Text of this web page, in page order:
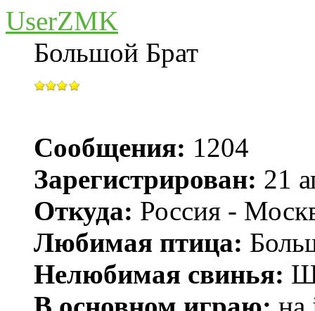
UserZMK
Большой Брат
Сообщения: 1204
Зарегистрирован: 21
Откуда: Россия -
Любимая птица:
Нелюбимая свинья: